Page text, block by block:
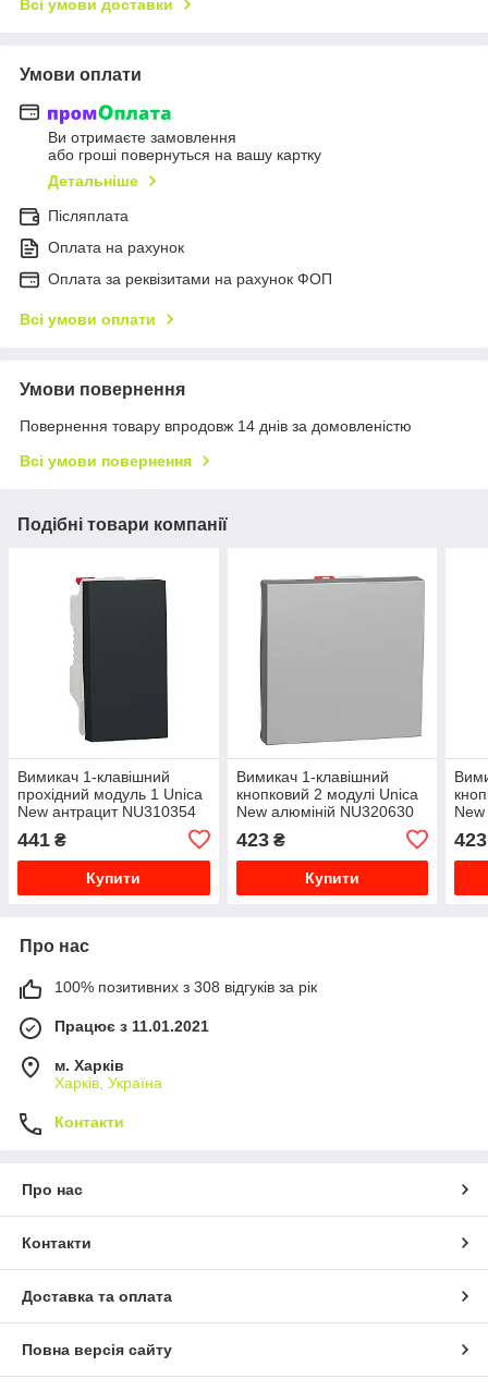
Всі умови доставки
Умови оплати
Ви отримаєте замовлення
або гроші повернуться на вашу картку
Детальніше
Післяплата
Оплата на рахунок
Оплата за реквізитами на рахунок ФОП
Всі умови оплати
Умови повернення
Повернення товару впродовж 14 днів за домовленістю
Всі умови повернення
Подібні товари компанії
Вимикач 1-клавішний
прохідний модуль 1 Unica
New антрацит NU310354
441 ₴
Купити
Вимикач 1-клавішний
кнопковий 2 модулі Unica
New алюміній NU320630
423₴
Купити
423
Про нас
100% позитивних з 308 відгуків за рік
Працює з 11.01.2021
м. Харків
Харків, Україна
Контакти
Про нас
Контакти
Доставка та оплата
Повна версія сайту